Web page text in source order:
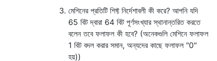
মেশিনের প্রতিটি শিফ্ট নির্দেশাবলী কী করে? আপনি যদি
65 বিট দ্বারা 64 বিট পূর্ণসংখ্যার স্থানান্তরিত করতে
বলেন তবে ফলাফল কী হবে? (অনেকগুলি মেশিনে ফলাফল
1 বিট বদল করার সমান, অন্যদের কাছে ফলাফল "0"
হয়))